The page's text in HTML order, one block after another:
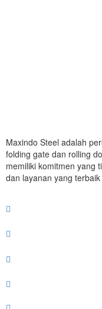
Maxindo Steel adalah
folding gate dan rolling
memiliki komitmen yang
dan layanan yang